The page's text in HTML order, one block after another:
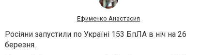
Ефименко Анастасия
Росіяни запустили по Україні 153 БпЛА в ніч на 26
березня.